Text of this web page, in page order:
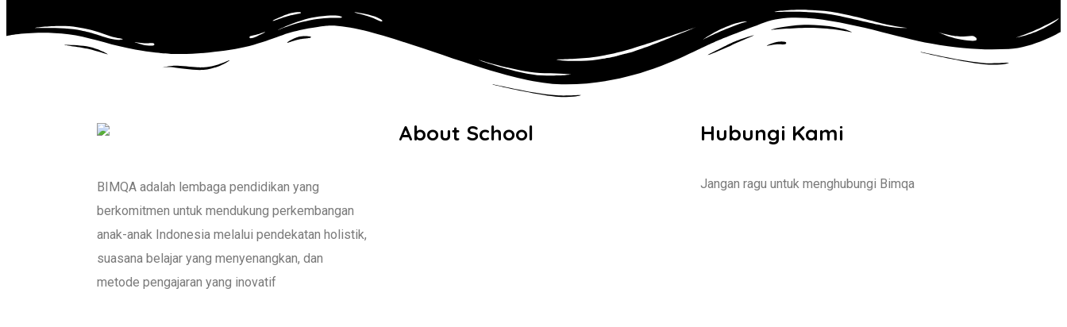
BIMQA adalah lembaga pendidikan yang
berkomitmen untuk mendukung perkembangan
anak-anak Indonesia melalui pendekatan holistik,
suasana belajar yang menyenangkan, dan
metode pengajaran yang inovatif
About School Hubungi Kami
Jangan ragu untuk menghubungi Bimqa